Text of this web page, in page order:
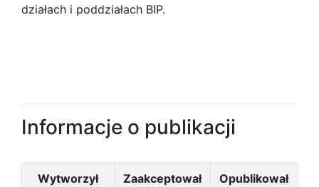
działach i poddziałach BIP.
Informacje o publikacji
Wytworzył Zaakceptował Opublikował